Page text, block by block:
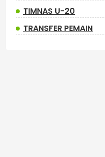
TIMNAS U-20
TRANSFER PEMAIN